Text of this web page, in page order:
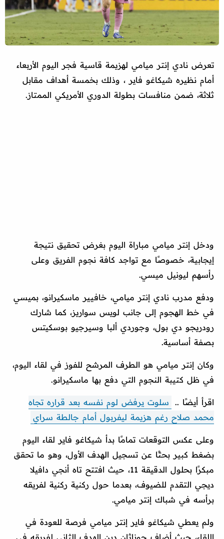
تعرض نادي إنتر ميامي لهزيمة قاسية فجر اليوم الأربعاء
أمام نظيره شيكاغو فاير ، وذلك بخمسة أهداف مقابل
ثلاثة، ضمن منافسات بطولة الدوري الأمريكي الممتاز.
ودخل إنتر ميامي مباراة اليوم بغرض تحقيق نتيجة
إيجابية، خصوصًا مع تواجد كافة نجوم الفريق وعلى
رأسهم ليونيل ميسي.
ودفع مدرب نادي إنتر ميامي، خافيير ماسكيرانو، بميسي
في خط الهجوم إلى جانب لويس سواريز، كما شارك
رودريجو دي بول، وجوردي ألبا وسيرجيو بوسكيتس
بصفة أساسية.
وكان إنتر ميامي هو الطرف المرشح للفوز في لقاء اليوم،
في ظل كتيبة النجوم التي دفع بها ماسكيرانو.
اقرأ أيضًا ..
سلوت يرفض لوم نفسه بعد قراره تجاه
محمد صلاح رغم هزيمة ليفربول أمام جالطة سراي
وعلى عكس التوقعات تمامًا بدأ شيكاغو فاير لقاء اليوم
بضغط كبير بحثًا عن تسجيل الهدف الأول، وهو ما تحقق
مبكرًا بحلول الدقيقة 11، حيث افتتح تاه أنجي دافيلا
ديجي التقدم للضيوف، بعدما حول ركنية ركنية لفريقه
برأسه في شباك إنتر ميامي.
ولم يعطي شيكاغو فاير إنتر ميامي فرصة للعودة في
اللقاء، حيث أضاف جوناثان دين الهدف الثاني لفريقه في